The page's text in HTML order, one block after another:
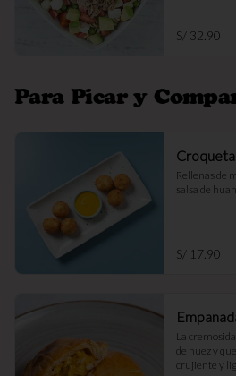
S/ 32.90
Para Picar y
Rellenas de
salsa de
S/ 17.90
La
de nuez y
crujiente y